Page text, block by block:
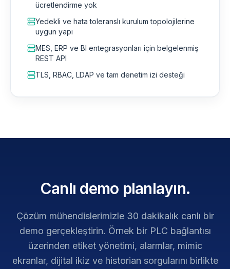
ücretlendirme yok
Yedekli ve hata toleranslı kurulum topolojilerine
uygun yapı
MES, ERP ve BI entegrasyonları için belgelenmiş
REST API
TLS, RBAC, LDAP ve tam denetim izi desteği
Canlı demo planlayın.
Çözüm mühendislerimizle 30 dakikalık canlı bir
demo gerçekleştirin. Örnek bir PLC bağlantısı
üzerinden etiket yönetimi, alarmlar, mimic
ekranlar, dijital ikiz ve historian sorgularını birlikte